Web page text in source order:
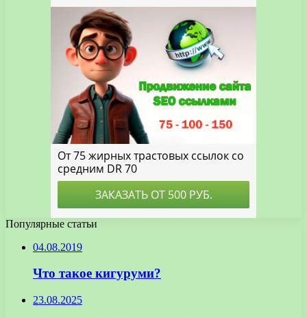
Популярные статьи
04.08.2019
Что такое кигуруми?
23.08.2025